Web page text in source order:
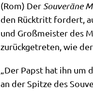
(Rom) Der Sou­ve­rä­ne
den Rück­tritt for­dert,
und Groß­mei­ster des
zurück­ge­tre­ten, wie
„Der Papst hat ihn um
an der Spit­ze des